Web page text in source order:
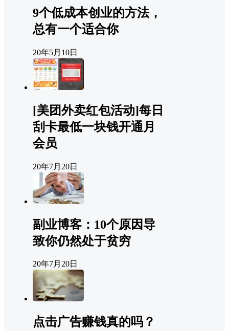
9个低成本创业的方法，
总有一个适合你
20年5月10日
[美团外卖红包活动]每日
刮卡最低一块钱开通月
会员
20年7月20日
副业博客：10个原因导
致你仍然处于贫穷
20年7月20日
点击广告赚钱真的吗？